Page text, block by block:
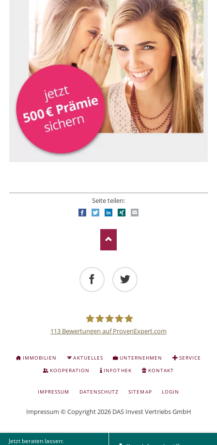
Jetzt beraten lassen:
Seite teilen:
FacebookTwitterLinkedIn
Xing
Anlage
und
113 Bewertungen auf ProvenExpert.com
NAVIGATION
ÜBERSPRINGEN
IMMOBILIEN AKTUELLES UNTERNEHMEN
SERVICE
KOOPERATION
INFOTHEK KONTAKT
NAVIGATION
IMPRESSUM DATENSCHUTZ SITEMAP LOGIN
Impressum © Copyright 2026 DAS Invest Vertriebs GmbH